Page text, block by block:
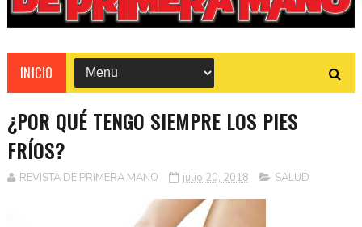
REVISTA
INICIO
¿POR QUÉ TENGO SIEMPRE LOS PIES
FRÍOS?
REVISTA DE PRIMERA MANO julio 20, 2018 SALUD